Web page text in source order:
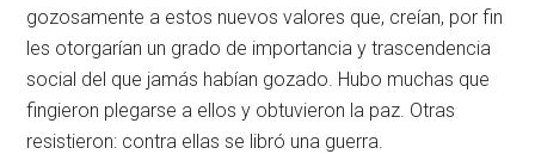
gozosamente a estos nuevos valores que, creían, por fin
les otorgarían un grado de importancia y trascendencia
social del que jamás habían gozado. Hubo muchas que
fingieron plegarse a ellos y obtuvieron la paz. Otras
resistieron: contra ellas se libró una guerra.